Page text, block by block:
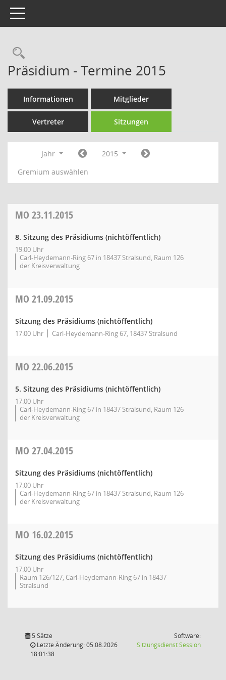
Toggle navigation
Rechercheauswahl
Präsidium - Termine 2015
Informationen Mitglieder
Vertreter Sitzungen
Jahr
2015
Gremium auswählen
MO 23.11.2015
8. Sitzung des Präsidiums (nichtöffentlich)
19:00 Uhr
Carl-Heydemann-Ring 67 in 18437 Stralsund, Raum 126
der Kreisverwaltung
MO 21.09.2015
Sitzung des Präsidiums (nichtöffentlich)
17:00 Uhr Carl-Heydemann-Ring 67, 18437 Stralsund
MO 22.06.2015
5. Sitzung des Präsidiums (nichtöffentlich)
17:00 Uhr
Carl-Heydemann-Ring 67 in 18437 Stralsund, Raum 126
der Kreisverwaltung
MO 27.04.2015
Sitzung des Präsidiums (nichtöffentlich)
17:00 Uhr
Carl-Heydemann-Ring 67 in 18437 Stralsund, Raum 126
der Kreisverwaltung
MO 16.02.2015
Sitzung des Präsidiums (nichtöffentlich)
17:00 Uhr
Raum 126/127, Carl-Heydemann-Ring 67 in 18437
Stralsund
5 Sätze
Letzte Änderung: 05.08.2026
18:01:38
Software:
SitzungsdienstSession(Wird in